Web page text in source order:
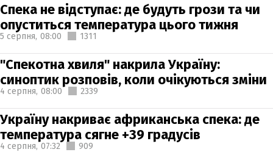
Спека не відступає: де будуть грози та чи
опуститься температура цього тижня
5 серпня, 08:00 1311
"Спекотна хвиля" накрила Україну:
синоптик розповів, коли очікуються зміни
4 серпня, 08:00 2339
Україну накриває африканська спека: де
температура сягне +39 градусів
4 серпня, 07:32 909